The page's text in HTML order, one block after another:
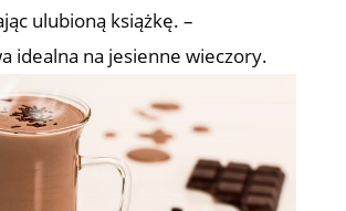
ulubioną książkę. –
idealna na jesienne wieczory.